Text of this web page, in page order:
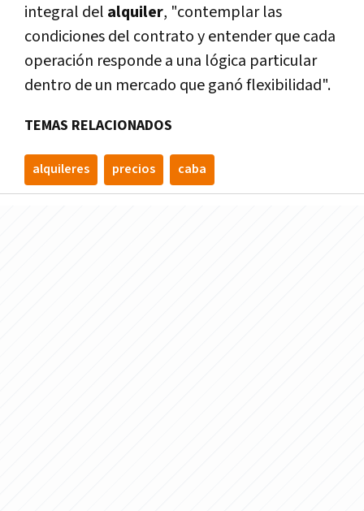
integral del alquiler, "contemplar las
condiciones del contrato y entender que cada
operación responde a una lógica particular
dentro de un mercado que ganó flexibilidad".
TEMAS RELACIONADOS
alquileres precios caba